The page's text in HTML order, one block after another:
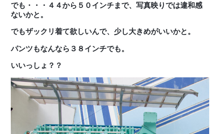
でも・・・４４から５０インチまで、写真映りでは違和感
ないかと。
でもザックリ着て欲しいんで、少し大きめがいいかと。
パンツもなんなら３８インチでも。
いいっしょ？？